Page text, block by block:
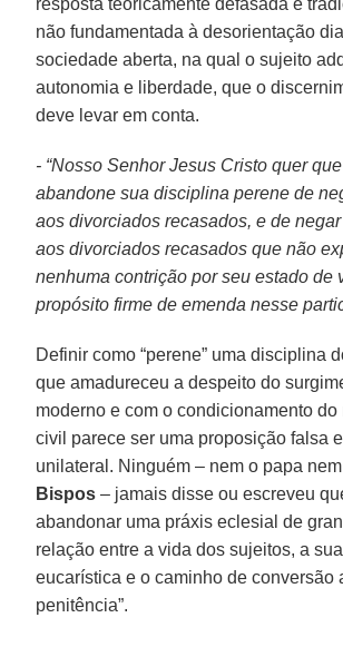
não fundamentada à desorientação
sociedade aberta, na qual o sujeito
autonomia e liberdade, que o
deve levar em conta.
- “Nosso Senhor Jesus Cristo quer
abandone sua disciplina perene de
aos divorciados recasados, e de
aos divorciados recasados que não
nenhuma contrição por seu estado de
propósito firme de emenda nesse
Definir como “perene” uma disciplina
que amadureceu a despeito do
moderno e com o condicionamento do
civil parece ser uma proposição falsa
unilateral. Ninguém – nem o papa
Bispos – jamais disse ou escreveu
abandonar uma práxis eclesial de
relação entre a vida dos sujeitos, a
eucarística e o caminho de conversão
penitência”.